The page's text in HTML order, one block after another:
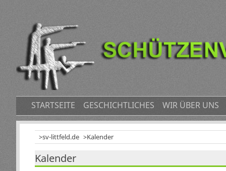
NAVIGATION
ÜBERSPRINGEN
STARTSEITE GESCHICHTLICHES WIR ÜBER UNS
sv-littfeld.de Kalender
Kalender